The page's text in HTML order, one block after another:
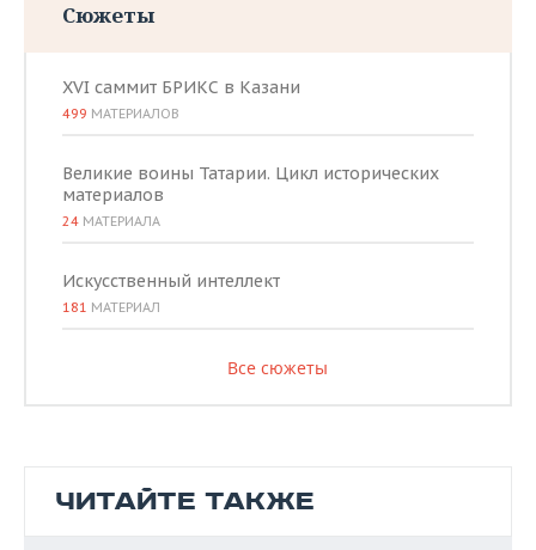
Сюжеты
XVI саммит БРИКС в Казани
499 МАТЕРИАЛОВ
Великие воины Татарии. Цикл исторических
материалов
24 МАТЕРИАЛА
Искусственный интеллект
181 МАТЕРИАЛ
Все сюжеты
ЧИТАЙТЕ ТАКЖЕ